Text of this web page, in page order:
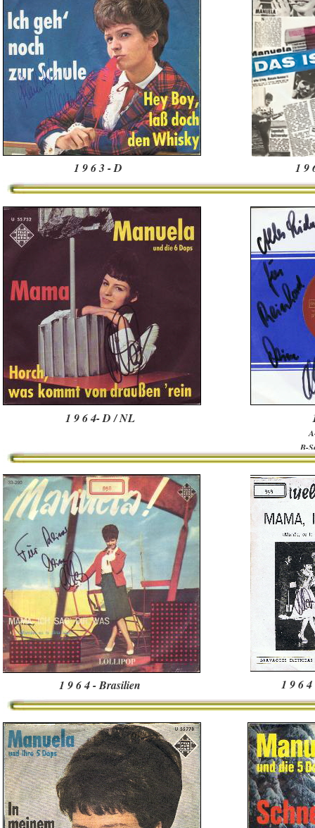
1 9 6 4- D / NL
B-
1 9 6 4 - Brasilien 1 9 6
1 9 6 3 - D 1 9